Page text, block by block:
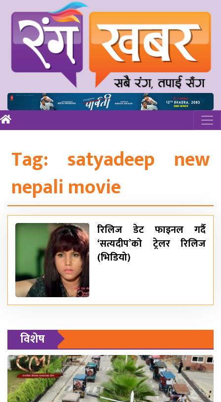
Tag: satyadeep new
nepali movie
रिलिज डेट फाइनल गर्दै
‘सत्यदीप’को ट्रेलर रिलिज
(भिडियो)
विशेष